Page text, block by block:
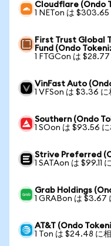
Cloudflare (Ondo
1 NETon は $303.65
First Trust Global
Fund (Ondo
1 FTGCon は $28.77
VinFast Auto
1 VFSon は $3.36 に
Southern (Ondo
1 SOon は $93.56 に
Strive Preferred
1 SATAon は $99.11
Grab Holdings
1 GRABon は $3.67
AT&T (Ondo
1 Ton は $24.48 に